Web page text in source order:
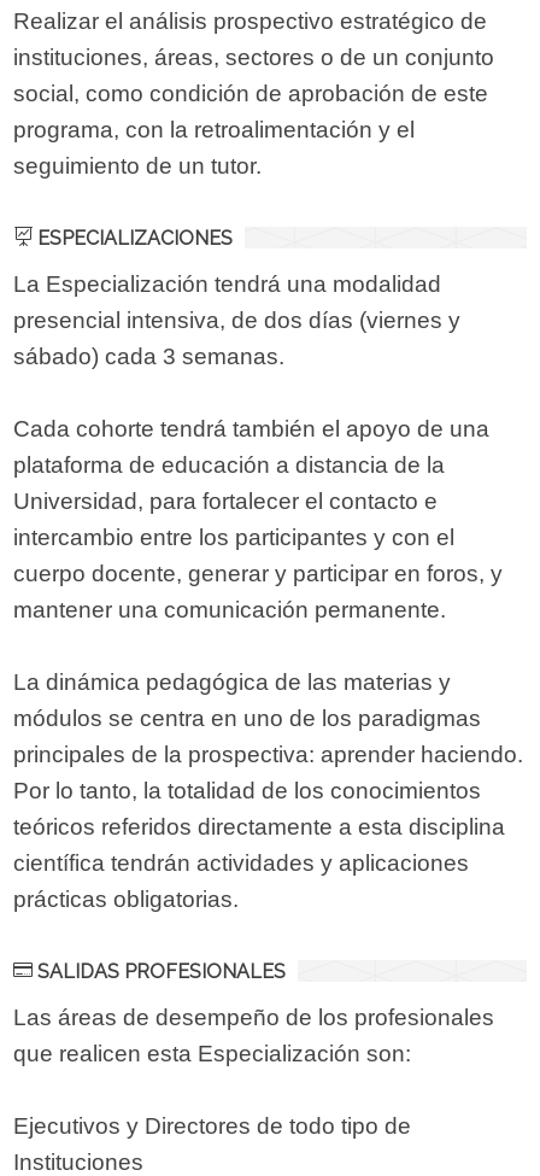
Realizar el análisis prospectivo estratégico de
instituciones, áreas, sectores o de un conjunto
social, como condición de aprobación de este
programa, con la retroalimentación y el
seguimiento de un tutor.
ESPECIALIZACIONES
La Especialización tendrá una modalidad
presencial intensiva, de dos días (viernes y
sábado) cada 3 semanas.
Cada cohorte tendrá también el apoyo de una
plataforma de educación a distancia de la
Universidad, para fortalecer el contacto e
intercambio entre los participantes y con el
cuerpo docente, generar y participar en foros, y
mantener una comunicación permanente.
La dinámica pedagógica de las materias y
módulos se centra en uno de los paradigmas
principales de la prospectiva: aprender haciendo.
Por lo tanto, la totalidad de los conocimientos
teóricos referidos directamente a esta disciplina
científica tendrán actividades y aplicaciones
prácticas obligatorias.
SALIDAS PROFESIONALES
Las áreas de desempeño de los profesionales
que realicen esta Especialización son:
Ejecutivos y Directores de todo tipo de
Instituciones